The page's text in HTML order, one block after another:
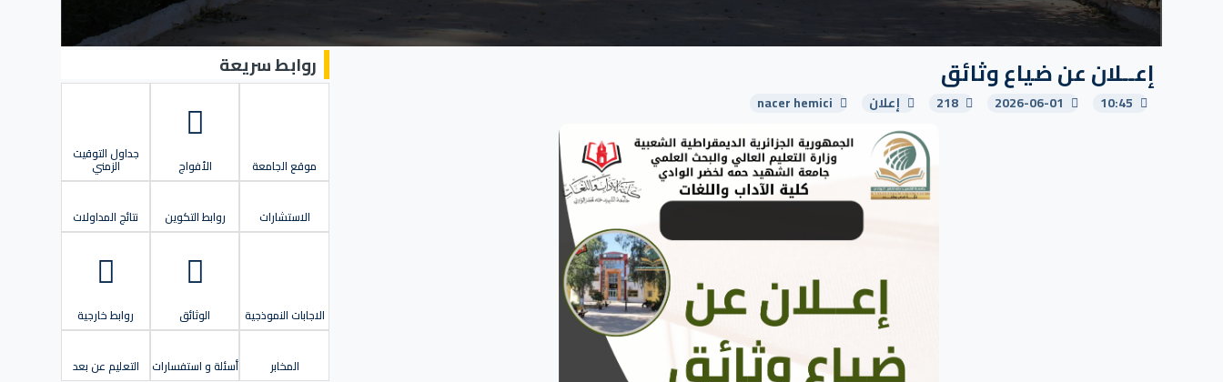
إعــلان عن ضياع وثائق
10:45
2026-06-01
218 إعلان nacer hemici
روابط سريعة
موقع الجامعة الأفواج
جداول التوقيت
الزمني
الاستشارات روابط التكوين نتائج المداولات
الاجابات النموذجية الوثائق روابط خارجية
المخابر أسئلة و استفسارات التعليم عن بعد